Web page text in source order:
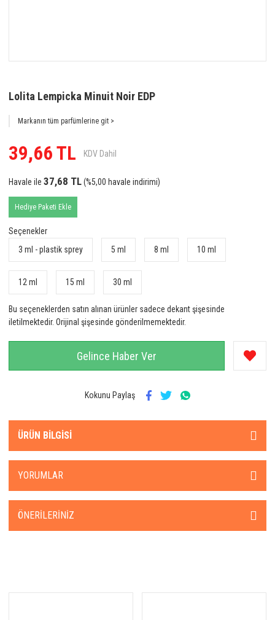
Lolita Lempicka Minuit Noir EDP
Markanın tüm parfümlerine git >
39,66 TL KDV Dahil
Havale ile 37,68 TL(%5,00 havale indirimi)
Hediye Paketi Ekle
Seçenekler
3 ml - plastik sprey
5 ml 8 ml 10 ml
12 ml 15 ml 30 ml
Bu seçeneklerden satın alınan ürünler sadece dekant şişesinde
iletilmektedir. Orijinal şişesinde gönderilmemektedir.
Gelince Haber Ver
Kokunu Paylaş
ÜRÜN BILGISI
YORUMLAR
ÖNERILERINIZ